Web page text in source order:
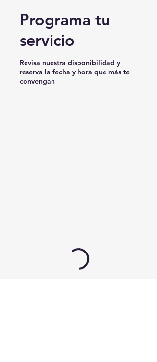
Programa tu
servicio
Revisa nuestra disponibilidad y
reserva la fecha y hora que más te
convengan